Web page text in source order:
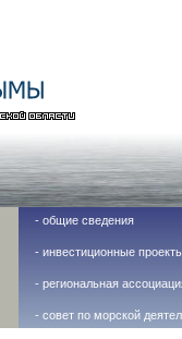
- общие сведения
- инвестиционные
- региональная
- совет по морской